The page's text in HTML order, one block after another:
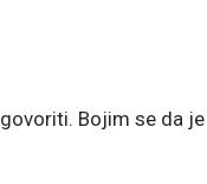
Bojim se da